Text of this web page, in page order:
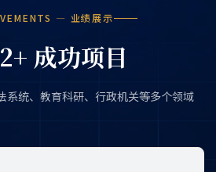
— 业绩展示
成功项目
系统、教育科研、行政机关等多个领域